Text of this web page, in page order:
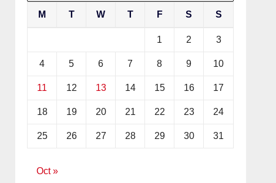
M T W T F S S
1 2 3
4 5 6 7 8 9 10
11 12 13 14 15 16 17
18 19 20 21 22 23 24
25 26 27 28 29 30 31
Oct »